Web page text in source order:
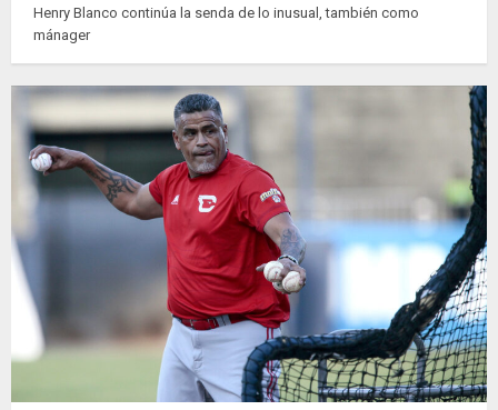
Henry Blanco continúa la senda de lo inusual, también como
mánager